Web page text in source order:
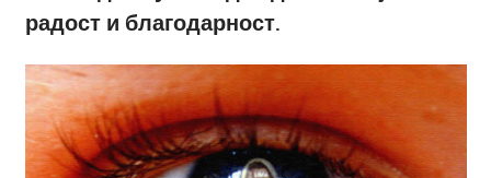
радост и благодарност.